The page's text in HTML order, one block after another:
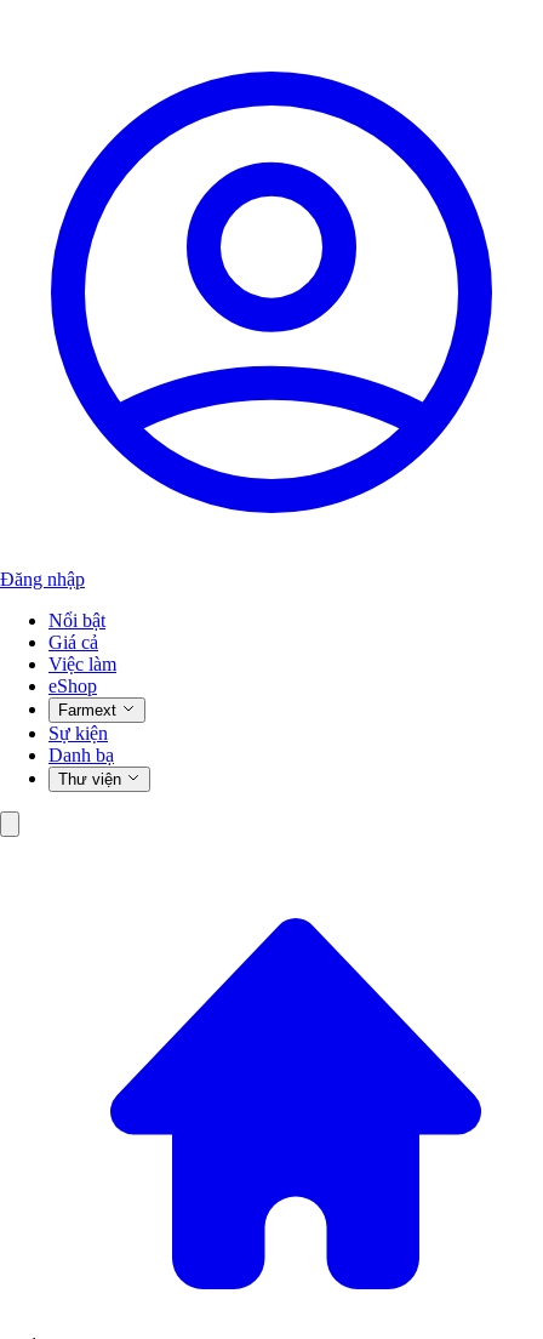
Đăng nhập
Nổi bật
Giá cả
Việc làm
eShop
Farmext
Sự kiện
Danh bạ
Thư viện